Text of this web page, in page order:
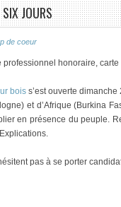
JOURS
de coeur
honoraire,
bois s’est ouverte
et d’Afrique (Burkina
en présence du peuple.
pas à se porter